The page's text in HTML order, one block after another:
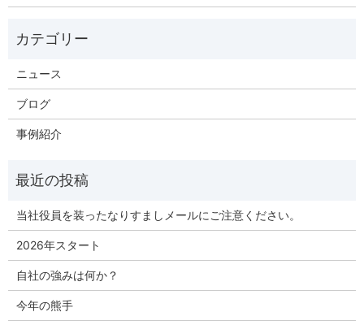
ニュース
ブログ
事例紹介
当社役員を装ったなりすましメールにご注意ください。
2026年スタート
自社の強みは何か？
今年の熊手